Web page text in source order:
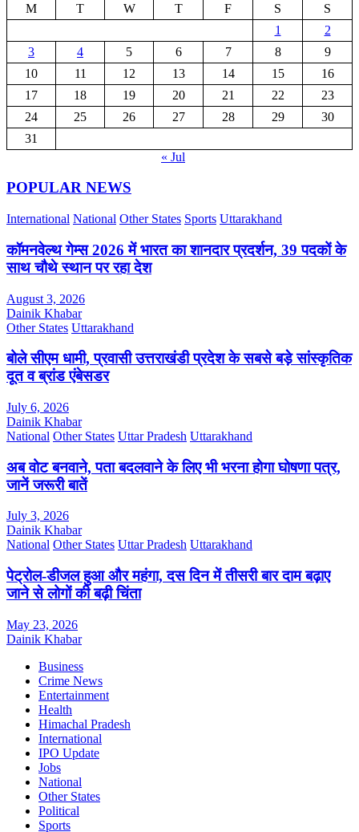
M
T W T F S
S
1
2
3
4 5 6 7 8
9
10
11 12 13 14 15
16
17
18 19 20 21 22
23
24
25 26 27 28 29
30
31
« Jul
POPULAR NEWS
International National Other States Sports Uttarakhand
कॉमनवेल्थ गेम्स 2026 में भारत का शानदार प्रदर्शन, 39 पदकों के
साथ चौथे स्थान पर रहा देश
August 3, 2026
Dainik Khabar
Other States Uttarakhand
बोले सीएम धामी, प्रवासी उत्तराखंडी प्रदेश के सबसे बड़े सांस्कृतिक
दूत व ब्रांड एंबेसडर
July 6, 2026
Dainik Khabar
National Other States Uttar Pradesh Uttarakhand
अब वोट बनवाने, पता बदलवाने के लिए भी भरना होगा घोषणा पत्र,
जानें जरूरी बातें
July 3, 2026
Dainik Khabar
National Other States Uttar Pradesh Uttarakhand
पेट्रोल-डीजल हुआ और महंगा, दस दिन में तीसरी बार दाम बढ़ाए
जाने से लोगों की बढ़ी चिंता
May 23, 2026
Dainik Khabar
Business
Crime News
Entertainment
Health
Himachal Pradesh
International
IPO Update
Jobs
National
Other States
Political
Sports